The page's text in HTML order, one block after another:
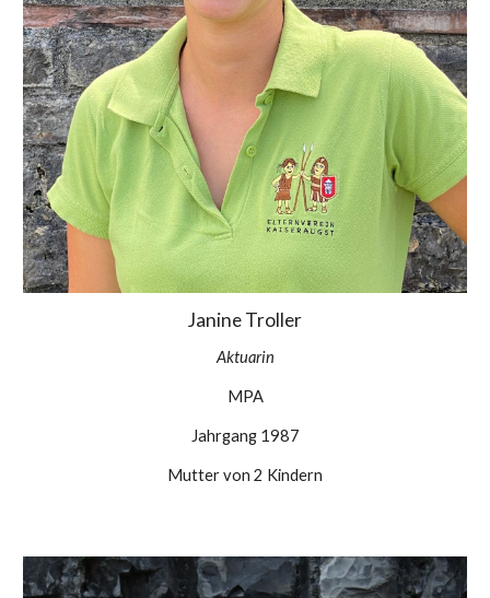
Janine Troller
Aktuarin
MPA
Jahrgang 1987
Mutter von 2 Kindern